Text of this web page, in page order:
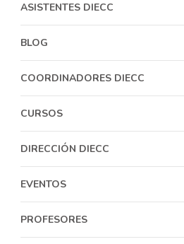
ASISTENTES DIECC
BLOG
COORDINADORES DIECC
CURSOS
DIRECCIÓN DIECC
EVENTOS
PROFESORES